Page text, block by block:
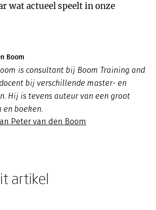
wat actueel speelt in onze
Boom
is consultant bij Boom Training and
bij verschillende master- en
Hij is tevens auteur van een groot
boeken.
Peter van den Boom
artikel